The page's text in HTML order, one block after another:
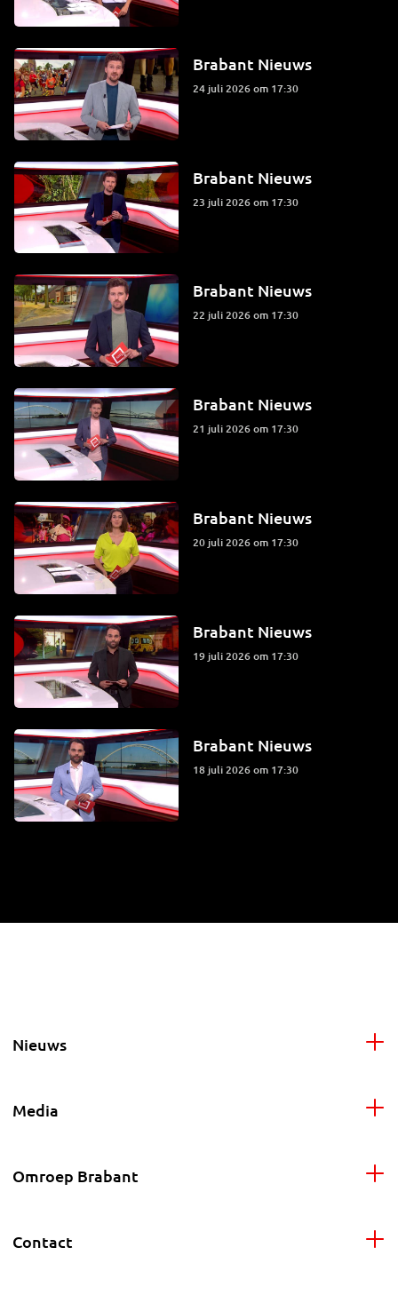
Brabant Nieuws
24 juli 2026 om 17:30
Brabant Nieuws
23 juli 2026 om 17:30
Brabant Nieuws
22 juli 2026 om 17:30
Brabant Nieuws
21 juli 2026 om 17:30
Brabant Nieuws
20 juli 2026 om 17:30
Brabant Nieuws
19 juli 2026 om 17:30
Brabant Nieuws
18 juli 2026 om 17:30
Nieuws
Media
Omroep Brabant
Contact